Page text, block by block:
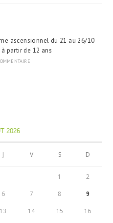
ascensionnel du 21 au 26/10
partir de 12 ans
2026
J V S D
1 2
6 7 8 9
13 14 15 16